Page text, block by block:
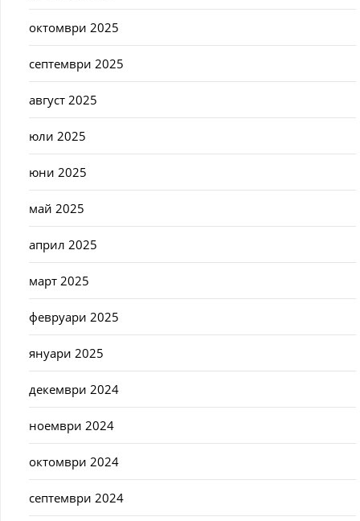
октомври 2025
септември 2025
август 2025
юли 2025
юни 2025
май 2025
април 2025
март 2025
февруари 2025
януари 2025
декември 2024
ноември 2024
октомври 2024
септември 2024